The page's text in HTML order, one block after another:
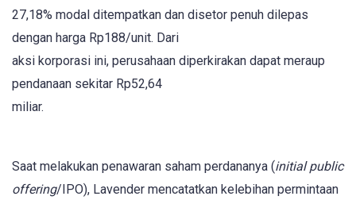
27,18% modal ditempatkan dan disetor penuh dilepas
dengan harga Rp188/unit. Dari
aksi korporasi ini, perusahaan diperkirakan dapat meraup
pendanaan sekitar Rp52,64
miliar.
Saat melakukan penawaran saham perdananya (initial public
offering/IPO), Lavender mencatatkan kelebihan permintaan